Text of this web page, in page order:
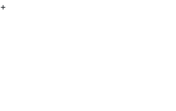
+972 (0)2 296 04 47